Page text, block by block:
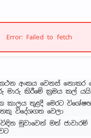
Error: Failed to fetch
අංකය වෙනස් නොකර
මාරු කිරීමේ ක්‍රමය කල් යයි
කාලය තුළදී මෙරට
විදේශගත වෙලා
මුවාවෙන් මත්